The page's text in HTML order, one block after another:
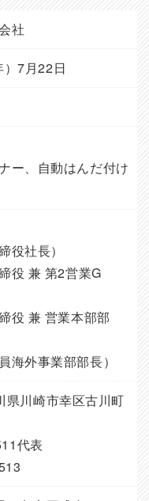
社
7月22日
ー、自動はんだ付け
役社長）
役 兼 第2営業G
役 兼 営業本部部
外事業部部長）
県川崎市幸区古川町
代表